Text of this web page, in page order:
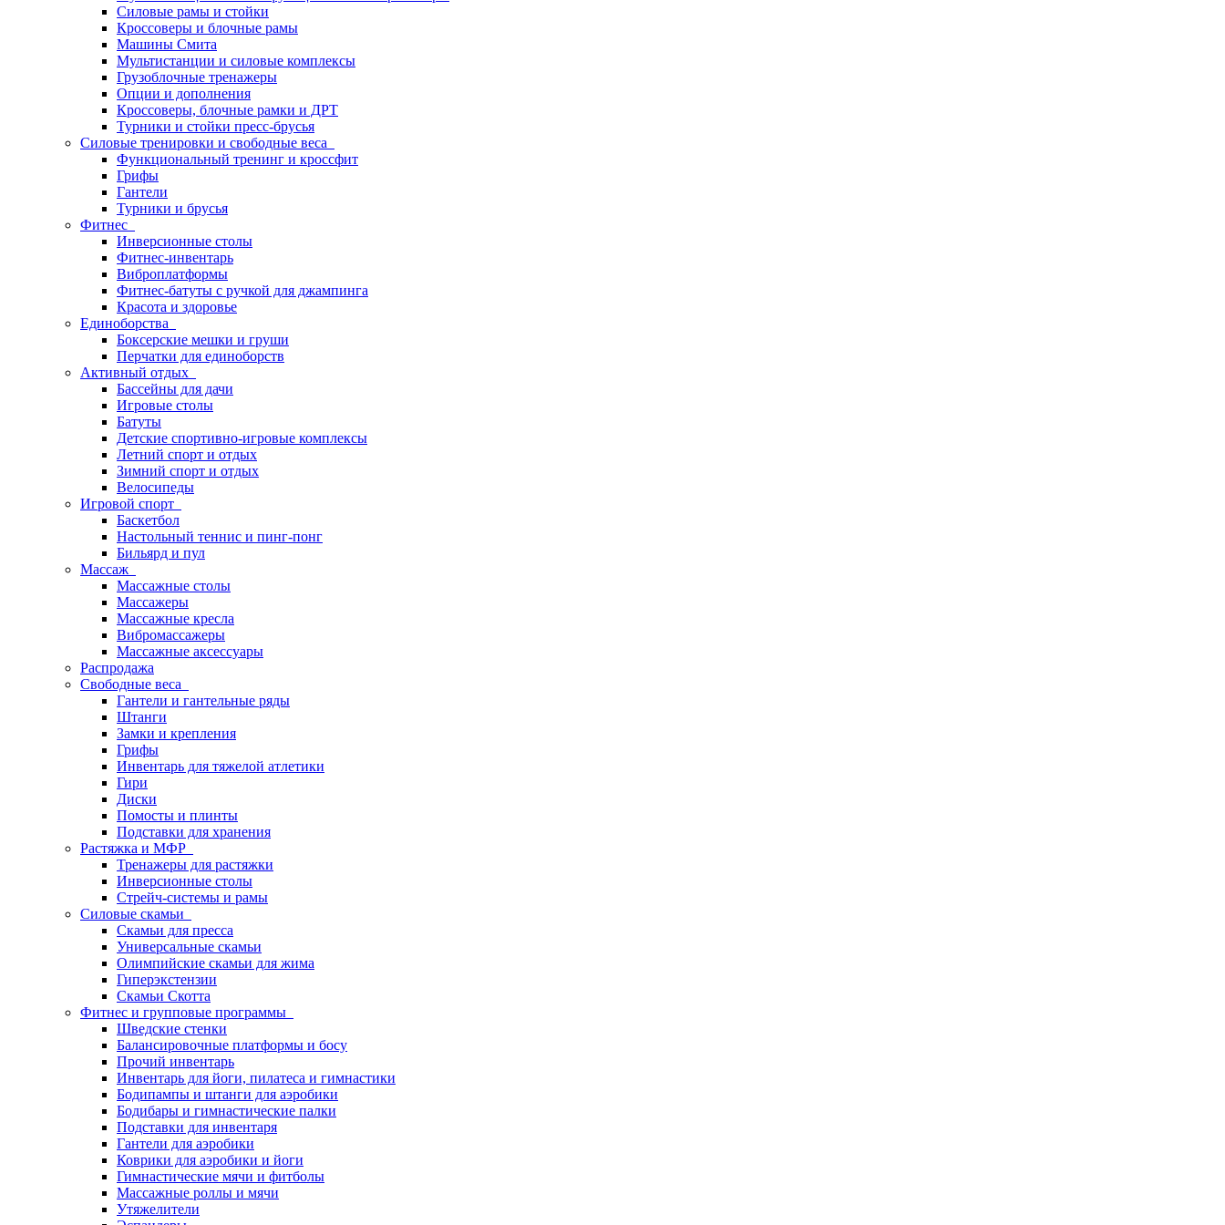
Силовые рамы и стойки
Кроссоверы и блочные рамы
Машины Смита
Мультистанции и силовые комплексы
Грузоблочные тренажеры
Опции и дополнения
Кроссоверы, блочные рамки и ДРТ
Турники и стойки пресс-брусья
Силовые тренировки и свободные веса
Функциональный тренинг и кроссфит
Грифы
Гантели
Турники и брусья
Фитнес
Инверсионные столы
Фитнес-инвентарь
Виброплатформы
Фитнес-батуты с ручкой для джампинга
Красота и здоровье
Единоборства
Боксерские мешки и груши
Перчатки для единоборств
Активный отдых
Бассейны для дачи
Игровые столы
Батуты
Детские спортивно-игровые комплексы
Летний спорт и отдых
Зимний спорт и отдых
Велосипеды
Игровой спорт
Баскетбол
Настольный теннис и пинг-понг
Бильярд и пул
Массаж
Массажные столы
Массажеры
Массажные кресла
Вибромассажеры
Массажные аксессуары
Распродажа
Свободные веса
Гантели и гантельные ряды
Штанги
Замки и крепления
Грифы
Инвентарь для тяжелой атлетики
Гири
Диски
Помосты и плинты
Подставки для хранения
Растяжка и МФР
Тренажеры для растяжки
Инверсионные столы
Стрейч-системы и рамы
Силовые скамьи
Скамьи для пресса
Универсальные скамьи
Олимпийские скамьи для жима
Гиперэкстензии
Скамьи Скотта
Фитнес и групповые программы
Шведские стенки
Балансировочные платформы и босу
Прочий инвентарь
Инвентарь для йоги, пилатеса и гимнастики
Бодипампы и штанги для аэробики
Бодибары и гимнастические палки
Подставки для инвентаря
Гантели для аэробики
Коврики для аэробики и йоги
Гимнастические мячи и фитболы
Массажные роллы и мячи
Утяжелители